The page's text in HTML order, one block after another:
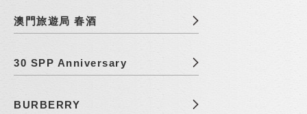
澳門旅遊局 春酒
30 SPP Anniversary
BURBERRY